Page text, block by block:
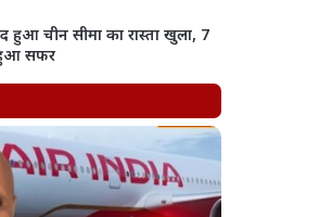
हुआ चीन सीमा का रास्ता खुला, 7
हुआ सफर